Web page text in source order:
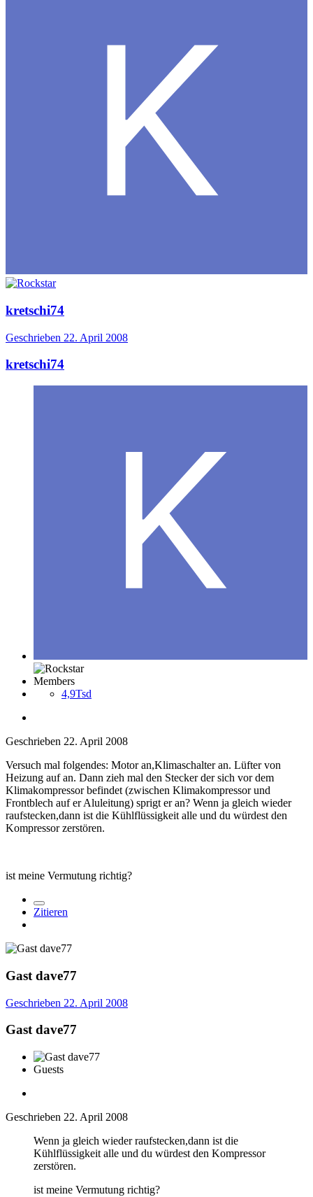
kretschi74
Geschrieben 22. April 2008
kretschi74
Members
4,9Tsd
Geschrieben 22. April 2008
Versuch mal folgendes: Motor an,Klimaschalter an. Lüfter von
Heizung auf an. Dann zieh mal den Stecker der sich vor dem
Klimakompressor befindet (zwischen Klimakompressor und
Frontblech auf er Aluleitung) sprigt er an? Wenn ja gleich wieder
raufstecken,dann ist die Kühlflüssigkeit alle und du würdest den
Kompressor zerstören.
ist meine Vermutung richtig?
Zitieren
Gast dave77
Geschrieben 22. April 2008
Gast dave77
Guests
Geschrieben 22. April 2008
Wenn ja gleich wieder raufstecken,dann ist die
Kühlflüssigkeit alle und du würdest den Kompressor
zerstören.
ist meine Vermutung richtig?